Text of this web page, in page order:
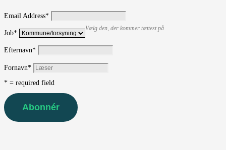
Email Address*
Job*
Vælg den, der kommer tættest på
Efternavn*
Fornavn*
* = required field